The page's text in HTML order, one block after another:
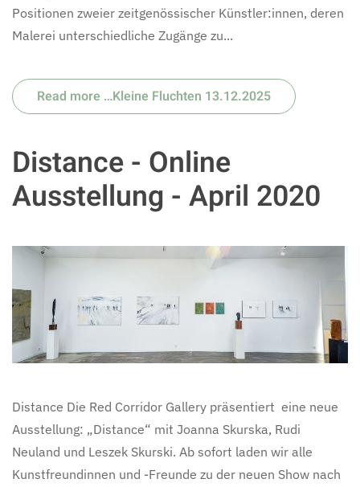
Positionen zweier zeitgenössischer Künstler:innen, deren
Malerei unterschiedliche Zugänge zu...
Read more …Kleine Fluchten 13.12.2025
Distance - Online
Ausstellung - April 2020
Distance Die Red Corridor Gallery präsentiert eine neue
Ausstellung: „Distance“ mit Joanna Skurska, Rudi
Neuland und Leszek Skurski. Ab sofort laden wir alle
Kunstfreundinnen und -Freunde zu der neuen Show nach